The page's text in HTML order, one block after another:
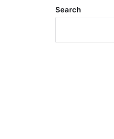
Search